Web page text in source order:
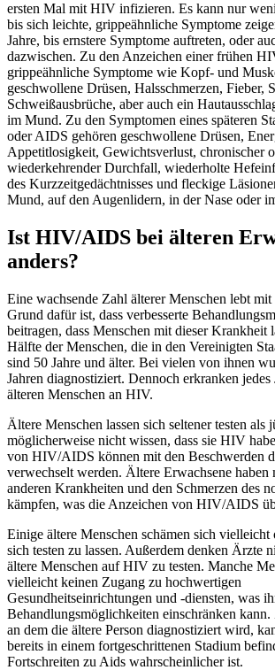
ersten Mal mit HIV infizieren. Es kann nur
bis sich leichte, grippeähnliche Symptome
Jahre, bis ernstere Symptome auftreten, oder
dazwischen. Zu den Anzeichen einer frühen
grippeähnliche Symptome wie Kopf- und
geschwollene Drüsen, Halsschmerzen, Fieber,
Schweißausbrüche, aber auch ein
im Mund. Zu den Symptomen eines späteren
oder AIDS gehören geschwollene Drüsen,
Appetitlosigkeit, Gewichtsverlust, chronischer
wiederkehrender Durchfall, wiederholte
des Kurzzeitgedächtnisses und fleckige
Mund, auf den Augenlidern, in der Nase oder
Ist HIV/AIDS bei älteren
anders?
Eine wachsende Zahl älterer Menschen lebt
Grund dafür ist, dass verbesserte
beitragen, dass Menschen mit dieser Krankheit
Hälfte der Menschen, die in den Vereinigten
sind 50 Jahre und älter. Bei vielen von ihnen
Jahren diagnostiziert. Dennoch erkranken jedes
älteren Menschen an HIV.
Ältere Menschen lassen sich seltener testen als
möglicherweise nicht wissen, dass sie HIV
von HIV/AIDS können mit den Beschwerden
verwechselt werden. Ältere Erwachsene
anderen Krankheiten und den Schmerzen des
kämpfen, was die Anzeichen von HIV/AIDS
Einige ältere Menschen schämen sich vielleicht
sich testen zu lassen. Außerdem denken Ärzte
ältere Menschen auf HIV zu testen. Manche
vielleicht keinen Zugang zu hochwertigen
Gesundheitseinrichtungen und -diensten, was
Behandlungsmöglichkeiten einschränken
an dem die ältere Person diagnostiziert wird,
bereits in einem fortgeschrittenen Stadium
Fortschreiten zu Aids wahrscheinlicher ist.